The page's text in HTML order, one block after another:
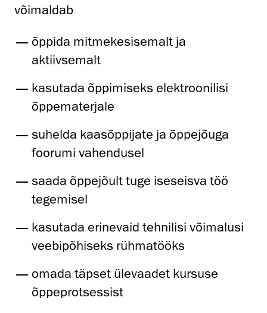
võimaldab
õppida mitmekesisemalt ja
aktiivsemalt
kasutada õppimiseks elektroonilisi
õppematerjale
suhelda kaasõppijate ja õppejõuga
foorumi vahendusel
saada õppejõult tuge iseseisva töö
tegemisel
kasutada erinevaid tehnilisi võimalusi
veebipõhiseks rühmatööks
omada täpset ülevaadet kursuse
õppeprotsessist